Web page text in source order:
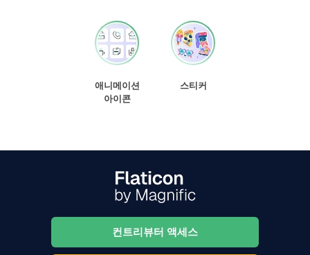
애니메이션
아이콘
스티커
컨트리뷰터 액세스